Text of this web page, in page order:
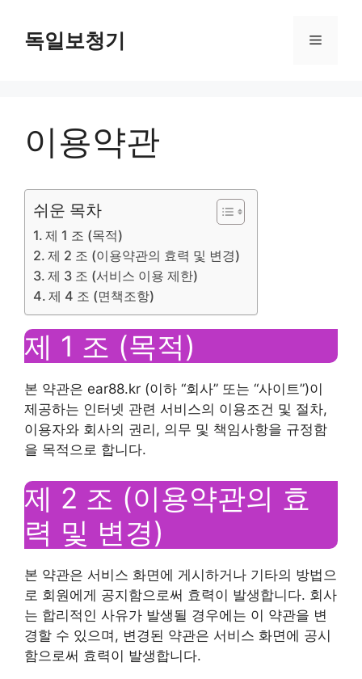
content독일보청기 Menu
이용약관
쉬운 목차
제 1 조 (목적)
제 2 조 (이용약관의 효력 및 변경)
제 3 조 (서비스 이용 제한)
제 4 조 (면책조항)
제 1 조 (목적)
본 약관은 ear88.kr (이하 “회사” 또는 “사이트”)이
제공하는 인터넷 관련 서비스의 이용조건 및 절차,
이용자와 회사의 권리, 의무 및 책임사항을 규정함
을 목적으로 합니다.
제 2 조 (이용약관의 효
력 및 변경)
본 약관은 서비스 화면에 게시하거나 기타의 방법으
로 회원에게 공지함으로써 효력이 발생합니다. 회사
는 합리적인 사유가 발생될 경우에는 이 약관을 변
경할 수 있으며, 변경된 약관은 서비스 화면에 공시
함으로써 효력이 발생합니다.